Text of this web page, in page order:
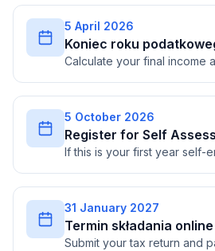
5 April 2026
Koniec roku
Calculate your final income
5 October 2026
Register for Self
If this is your first year self-
31 January 2027
Termin składania online
Submit your tax return and